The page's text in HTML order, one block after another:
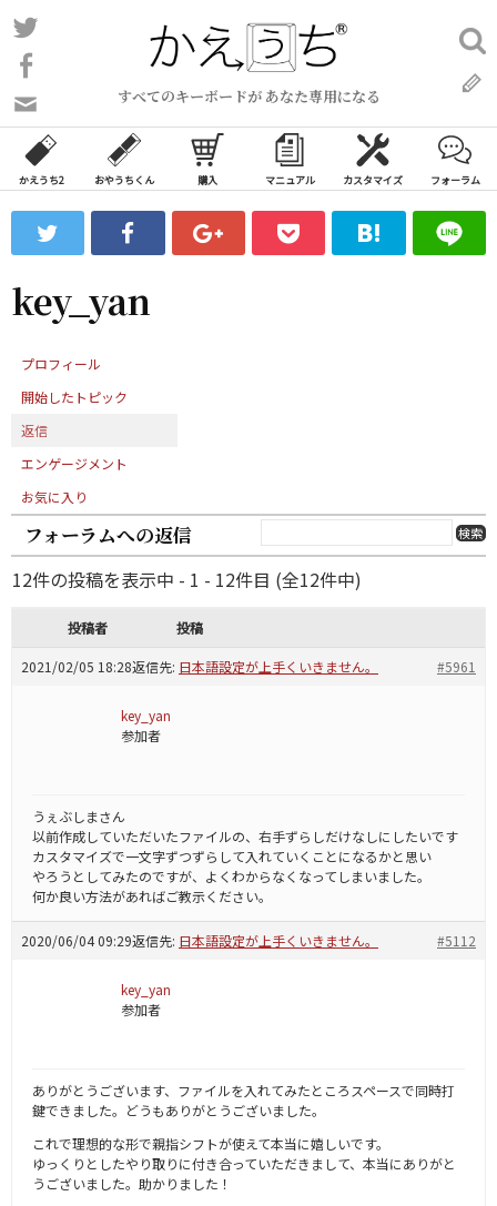
コ
ン
ン
ツ
ス
ッ
プ
すべてのキーボードが あなた専用になる
い
合
わ
フ
ォ
ム
検
索:
かえうち2 おやうちくん 購入 マニュアル カスタマイズ フォーラム
key_yan
プロフィール
開始したトピック
返信
エンゲージメント
お気に入り
フォーラムへの返信
12件の投稿を表示中 - 1 - 12件目 (全12件中)
投稿者 投稿
2021/02/05 18:28返信先: 日本語設定が上手くいきません。 #5961
key_yan
参加者
うぇぶしまさん
以前作成していただいたファイルの、右手ずらしだけなしにしたいです
カスタマイズで一文字ずつずらして入れていくことになるかと思い
やろうとしてみたのですが、よくわからなくなってしまいました。
何か良い方法があればご教示ください。
2020/06/04 09:29返信先: 日本語設定が上手くいきません。 #5112
key_yan
参加者
ありがとうございます、ファイルを入れてみたところスペースで同時打
鍵できました。どうもありがとうございました。
これで理想的な形で親指シフトが使えて本当に嬉しいです。
ゆっくりとしたやり取りに付き合っていただきまして、本当にありがと
うございました。助かりました！